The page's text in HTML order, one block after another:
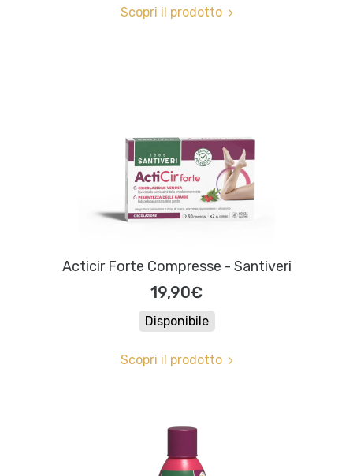
Scopri il prodotto
Acticir Forte Compresse - Santiveri
19,90€
Disponibile
Scopri il prodotto